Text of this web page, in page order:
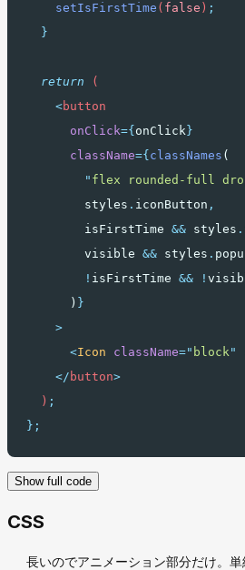
setIsFirstTime ( false ) ;
}
return (
<button
onClick={ onClick}
className={ classNames (
" flex rounded-full
        styles
. iconButton ,
        isFirstTime
&& styles .
        visible
&& styles .
! isFirstTime && !
      )
}
    >
<Icon className=" block"
</ button>
  )
;
};
Show full code
CSS
長いのでアニメーション部分だけ。